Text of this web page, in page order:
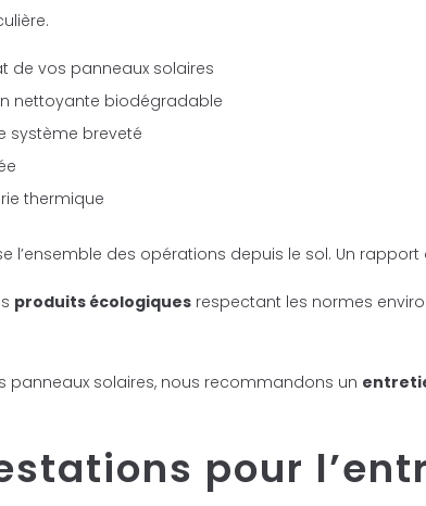
de vos panneaux solaires
nettoyante biodégradable
système breveté
thermique
l’ensemble des opérations depuis le sol. Un
produits écologiques respectant les normes
panneaux solaires, nous recommandons un
pour